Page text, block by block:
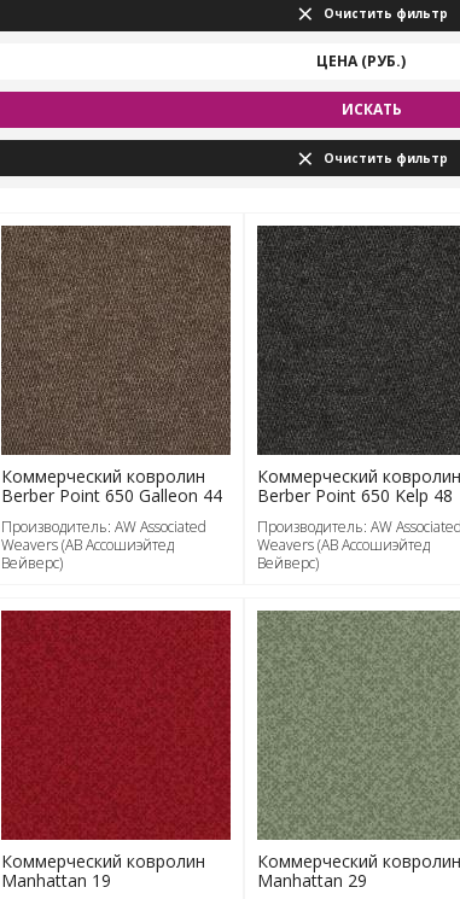
Очистить фильтр
ЦЕНА (РУБ.)
ИСКАТЬ
Очистить фильтр
Коммерческий ковролин
Berber Point 650 Galleon 44
Производитель: AW Associated
Weavers (АВ Ассошиэйтед
Вейверс)
Коммерческий ковролин
Berber Point 650 Kelp 48
Производитель: AW Associated
Weavers (АВ Ассошиэйтед
Вейверс)
Коммерческий ковролин
Manhattan 19
Коммерческий ковролин
Manhattan 29